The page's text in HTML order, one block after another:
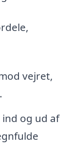
vejret,
og ud af